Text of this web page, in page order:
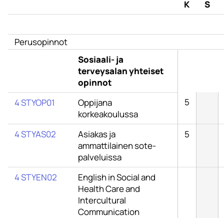
K
S
Perusopinnot
Sosiaali- ja
terveysalan yhteiset
opinnot
4 STYOP01
Oppijana
korkeakoulussa
5
4 STYAS02
Asiakas ja
ammattilainen sote-
palveluissa
5
4 STYEN02
English in Social and
Health Care and
Intercultural
Communication